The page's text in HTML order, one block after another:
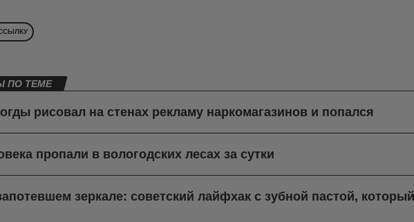
ПО ТЕМЕ
рисовал на стенах рекламу наркомагазинов и попался
пропали в вологодских лесах за сутки
зеркале: советский лайфхак с зубной пастой,